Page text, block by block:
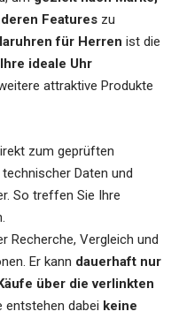
Features zu
für Herren ist die
Ihre ideale Uhr
attraktive Produkte
zum geprüften
Daten und
So treffen Sie Ihre
Recherche, Vergleich und
Er kann dauerhaft nur
über die verlinkten
entstehen dabei keine